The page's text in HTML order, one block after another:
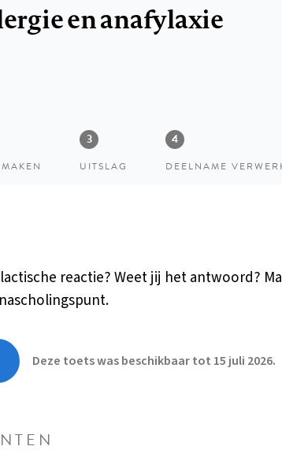
en anafylaxie
UITSLAG DEELNAME
reactie? Weet jij het antwoord?
Deze toets was beschikbaar tot 15 juli 2026.